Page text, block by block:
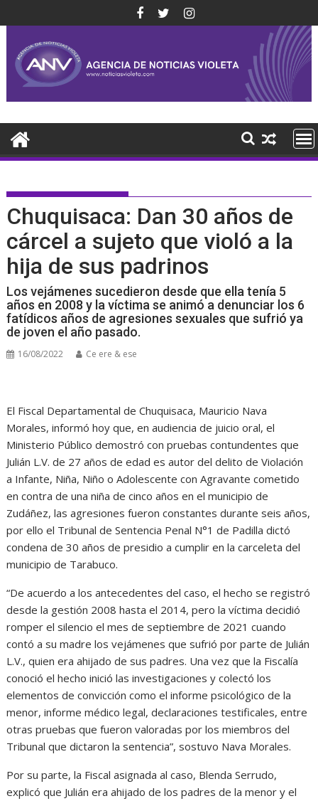
al
contenido
Chuquisaca: Dan 30 años de
cárcel a sujeto que violó a la
hija de sus padrinos
Los vejámenes sucedieron desde que ella tenía 5
años en 2008 y la víctima se animó a denunciar los 6
fatídicos años de agresiones sexuales que sufrió ya
de joven el año pasado.
16/08/2022 Ce ere & ese
El Fiscal Departamental de Chuquisaca, Mauricio Nava
Morales, informó hoy que, en audiencia de juicio oral, el
Ministerio Público demostró con pruebas contundentes que
Julián L.V. de 27 años de edad es autor del delito de Violación
a Infante, Niña, Niño o Adolescente con Agravante cometido
en contra de una niña de cinco años en el municipio de
Zudáñez, las agresiones fueron constantes durante seis años,
por ello el Tribunal de Sentencia Penal N°1 de Padilla dictó
condena de 30 años de presidio a cumplir en la carceleta del
municipio de Tarabuco.
“De acuerdo a los antecedentes del caso, el hecho se registró
desde la gestión 2008 hasta el 2014, pero la víctima decidió
romper el silencio el mes de septiembre de 2021 cuando
contó a su madre los vejámenes que sufrió por parte de Julián
L.V., quien era ahijado de sus padres. Una vez que la Fiscalía
conoció el hecho inició las investigaciones y colectó los
elementos de convicción como el informe psicológico de la
menor, informe médico legal, declaraciones testificales, entre
otras pruebas que fueron valoradas por los miembros del
Tribunal que dictaron la sentencia”, sostuvo Nava Morales.
Por su parte, la Fiscal asignada al caso, Blenda Serrudo,
explicó que Julián era ahijado de los padres de la menor y el